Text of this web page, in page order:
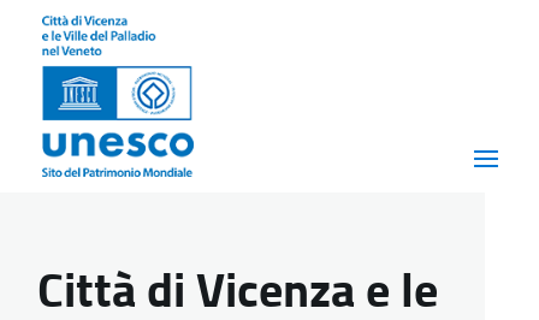
Città di Vicenza e le